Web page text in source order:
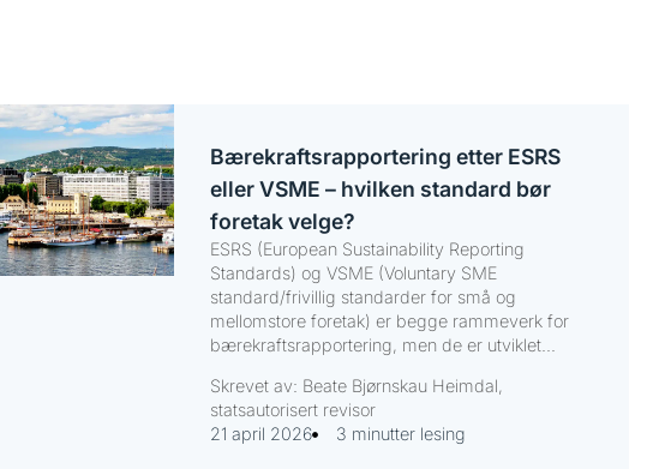
Bærekraftsrapportering etter ESRS
eller VSME – hvilken standard bør
foretak velge?
ESRS (European Sustainability Reporting
Standards) og VSME (Voluntary SME
standard/frivillig standarder for små og
mellomstore foretak) er begge rammeverk for
bærekraftsrapportering, men de er utviklet...
Skrevet av: Beate Bjørnskau Heimdal,
statsautorisert revisor
21 april 2026
3 minutter lesing